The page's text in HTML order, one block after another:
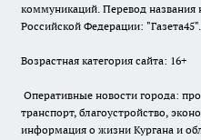
коммуникаций. Перевод названия
Российской Федерации: "Газета45".
Возрастная категория сайта: 16+
Оперативные новости города:
транспорт, благоустройство,
информация о жизни Кургана и